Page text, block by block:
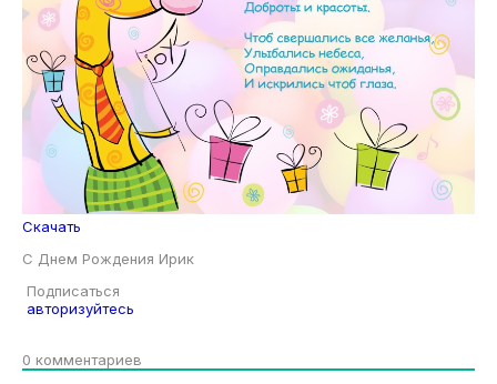
Скачать
С Днем Рождения Ирик
Подписаться
авторизуйтесь
0 комментариев